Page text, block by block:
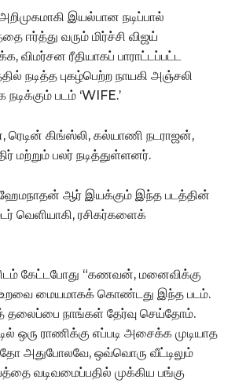
இயல்பான நடிப்பால்
ஈர்த்து வரும் மிர்ச்சி விஜய்
விமர்சன ரீதியாகப் பாராட்டப்பட்ட
நடித்த புகழ்பெற்ற நாயகி அஞ்சலி
படம் ‘WIFE.’
ரெடின் கிங்ஸ்லி, கல்யாணி நடராஜன்,
மற்றும் பலர் நடித்துள்ளனர்.
ஹேமநாதன் ஆர் இயக்கும் இந்த படத்தின்
வெளியாகி, ரசிகர்களைக்
கேட்டபோது “கணவன், மனைவிக்கு
மையமாகக் கொண்டது இந்த படம்.
நாங்கள் தேர்வு செய்தோம்.
ஒரு ராணிக்கு எப்படி அசைக்க முடியாத
அதுபோலவே, ஒவ்வொரு வீட்டிலும்
வடிவமைப்பதில் முக்கிய பங்கு